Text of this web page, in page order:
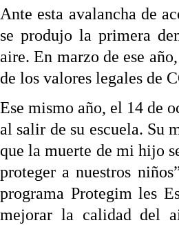
Ante esta avalancha de
se produjo la primera
aire. En marzo de ese
de los valores legales de
Ese mismo año, el 14 de
al salir de su escuela. Su
que la muerte de mi hijo
proteger a nuestros
programa Protegim les
mejorar la calidad del